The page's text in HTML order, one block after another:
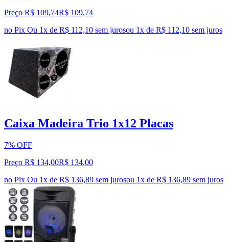
Preço R$ 109,74R$ 109,74
no Pix Ou 1x de R$ 112,10 sem jurosou 1x de R$ 112,10 sem juros
Caixa Madeira Trio 1x12 Placas
7% OFF
Preço R$ 134,00R$ 134,00
no Pix Ou 1x de R$ 136,89 sem jurosou 1x de R$ 136,89 sem juros